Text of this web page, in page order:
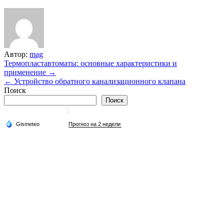
Автор: mag
Навигация
по
записям
Термопластавтоматы: основные характеристики и
применение →
← Устройство обратного канализационного клапана
Поиск
Поиск